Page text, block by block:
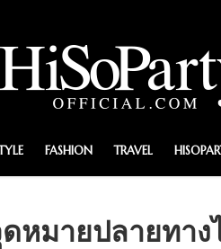
FASHION TRAVEL
หมายปลายทา